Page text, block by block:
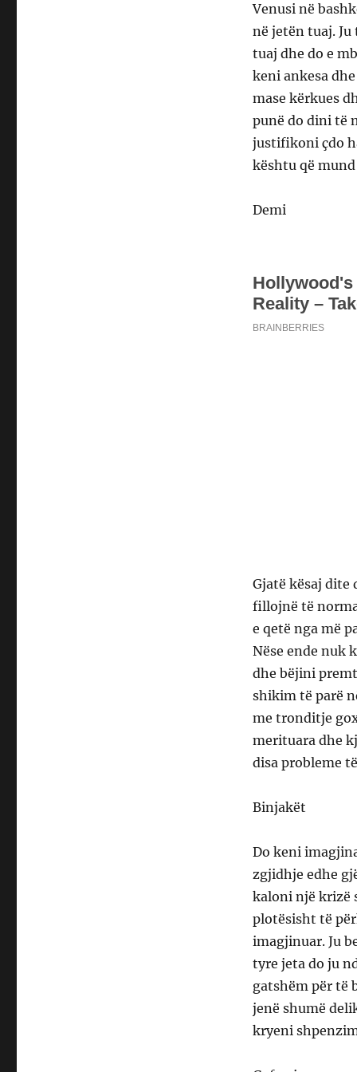
Venusi në
në jetën tuaj.
tuaj dhe do e
keni ankesa
mase kërkues
punë do dini të
justifikoni çdo
kështu që
Demi
Gjatë kësaj
fillojnë të
e qetë nga më
Nëse ende nuk
dhe bëjini
shikim të parë
me tronditje
merituara dhe
disa probleme
Binjakët
Do keni
zgjidhje edhe
kaloni një krizë
plotësisht të
imagjinuar. Ju
tyre jeta do ju
gatshëm për të
jenë shumë
kryeni